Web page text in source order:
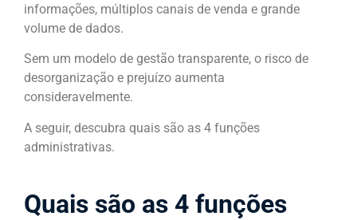
informações, múltiplos canais de venda e grande
volume de dados.
Sem um modelo de gestão transparente, o risco de
desorganização e prejuízo aumenta
consideravelmente.
A seguir, descubra quais são as 4 funções
administrativas.
Quais são as 4 funções